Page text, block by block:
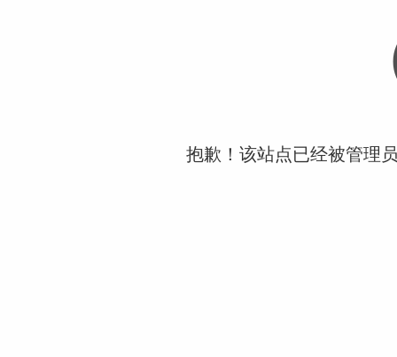
抱歉！该站点已经被管理